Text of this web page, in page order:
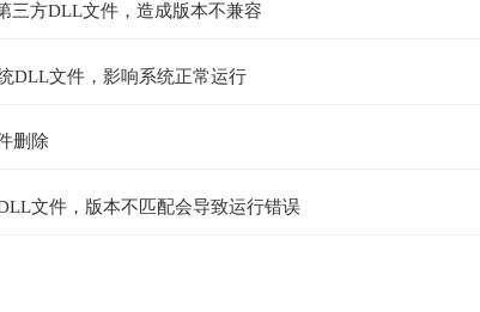
三方DLL文件，造成版本不兼容
DLL文件，影响系统正常运行
删除
文件，版本不匹配会导致运行错误